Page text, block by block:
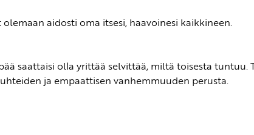
aidosti oma itsesi, haavoinesi kaikkineen.
saattaisi olla yrittää selvittää, miltä toisesta tuntuu.
ja empaattisen vanhemmuuden perusta.